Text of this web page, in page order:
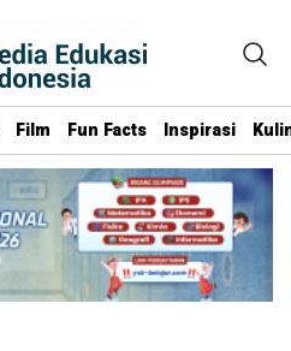
Film Fun Facts Inspirasi